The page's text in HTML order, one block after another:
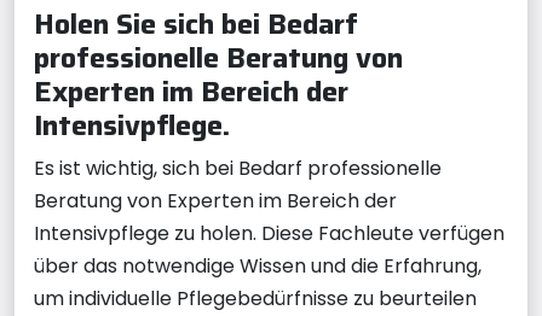
Holen Sie sich bei Bedarf
professionelle Beratung von
Experten im Bereich der
Intensivpflege.
Es ist wichtig, sich bei Bedarf professionelle
Beratung von Experten im Bereich der
Intensivpflege zu holen. Diese Fachleute verfügen
über das notwendige Wissen und die Erfahrung,
um individuelle Pflegebedürfnisse zu beurteilen